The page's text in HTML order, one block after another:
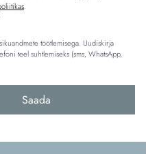
.
töötlemisega. Uudiskirja
teel suhtlemiseks (sms, WhatsApp,
Saada